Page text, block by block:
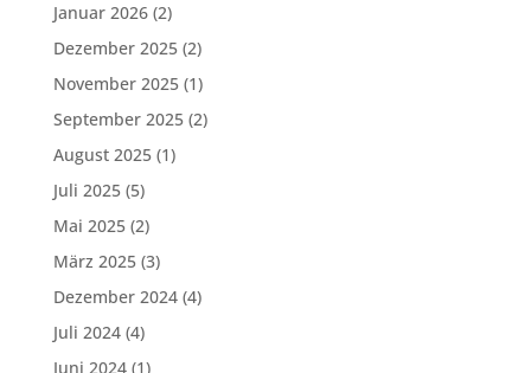
Januar 2026(2)
Dezember 2025(2)
November 2025(1)
September 2025(2)
August 2025(1)
Juli 2025(5)
Mai 2025(2)
März 2025(3)
Dezember 2024(4)
Juli 2024(4)
Juni 2024(1)